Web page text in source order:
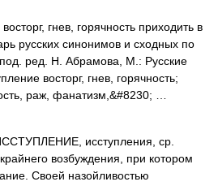
гнев, горячность приходить в
русских синонимов и сходных по
ред. Н. Абрамова, М.: Русские
восторг, гнев, горячность;
раж, фанатизм,&#8230; …
исступления, ср.
возбуждения, при котором
Своей назойливостью